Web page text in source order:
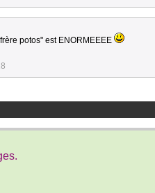
potos" est ENORMEEEE